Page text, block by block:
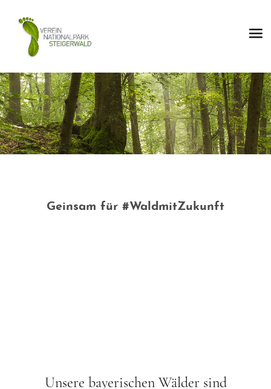
Geinsam für #WaldmitZukunft
Unsere bayerischen Wälder sind